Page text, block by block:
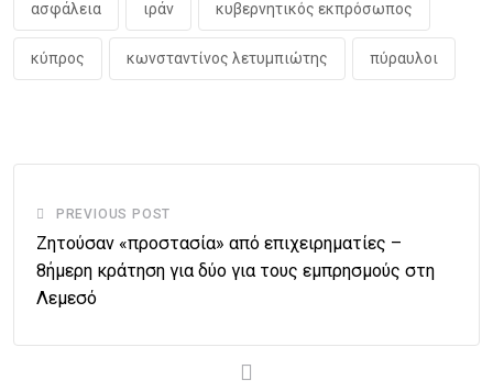
ασφάλεια ιράν κυβερνητικός εκπρόσωπος
κύπρος κωνσταντίνος λετυμπιώτης πύραυλοι
PREVIOUS POST
Ζητούσαν «προστασία» από επιχειρηματίες –
8ήμερη κράτηση για δύο για τους εμπρησμούς στη
Λεμεσό